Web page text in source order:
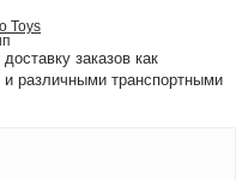
Toys
заказов как
и различными транспортными